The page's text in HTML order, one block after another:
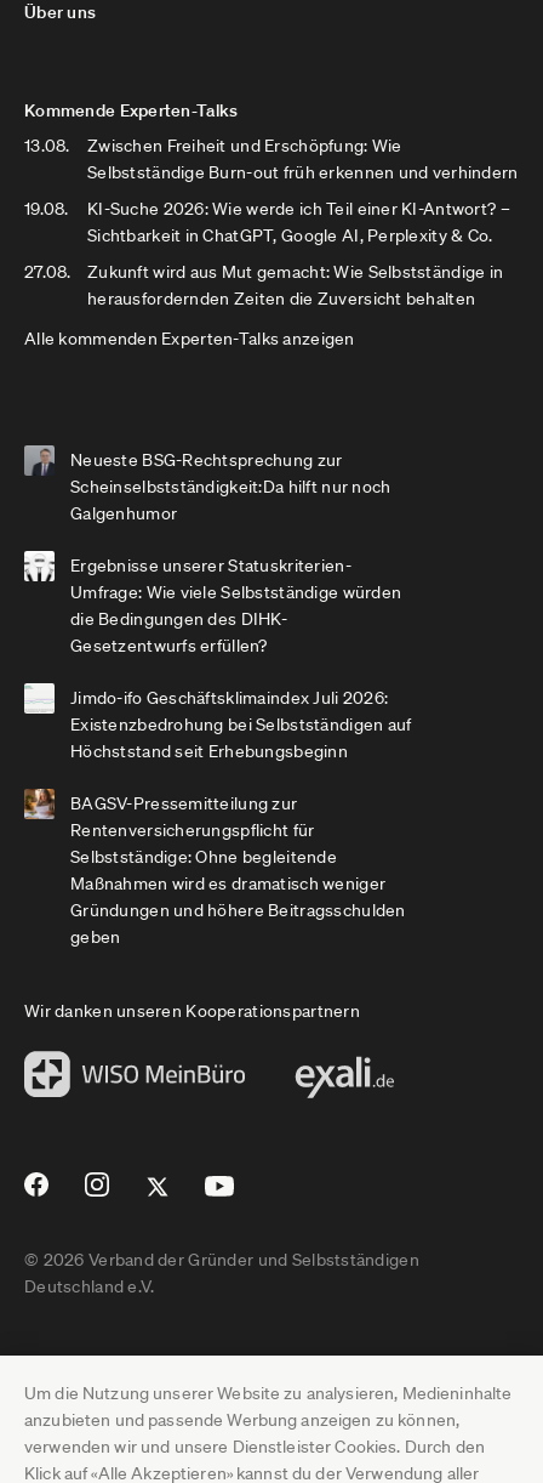
Um die Nutzung unserer Website zu analysieren, Medieninhalte
anzubieten und passende Werbung anzeigen zu können,
verwenden wir und unsere Dienstleister Cookies. Durch den
Klick auf «Alle Akzeptieren» kannst du der Verwendung aller
Über uns
Kommende Experten-Talks
13.08.
Zwischen Freiheit und Erschöpfung: Wie
Selbstständige Burn-out früh erkennen und verhindern
19.08.
KI-Suche 2026: Wie werde ich Teil einer KI-Antwort? –
Sichtbarkeit in ChatGPT, Google AI, Perplexity & Co.
27.08.
Zukunft wird aus Mut gemacht: Wie Selbstständige in
herausfordernden Zeiten die Zuversicht behalten
Alle kommenden Experten-Talks anzeigen
Neueste BSG-Rechtsprechung zur
Scheinselbstständigkeit:Da hilft nur noch
Galgenhumor
Ergebnisse unserer Statuskriterien-
Umfrage: Wie viele Selbstständige würden
die Bedingungen des DIHK-
Gesetzentwurfs erfüllen?
Jimdo-ifo Geschäftsklimaindex Juli 2026:
Existenzbedrohung bei Selbstständigen auf
Höchststand seit Erhebungsbeginn
BAGSV-Pressemitteilung zur
Rentenversicherungspflicht für
Selbstständige: Ohne begleitende
Maßnahmen wird es dramatisch weniger
Gründungen und höhere Beitragsschulden
geben
Wir danken unseren Kooperationspartnern
© 2026 Verband der Gründer und Selbstständigen
Deutschland e.V.
Impressum
Datenschutz
Pressebereich